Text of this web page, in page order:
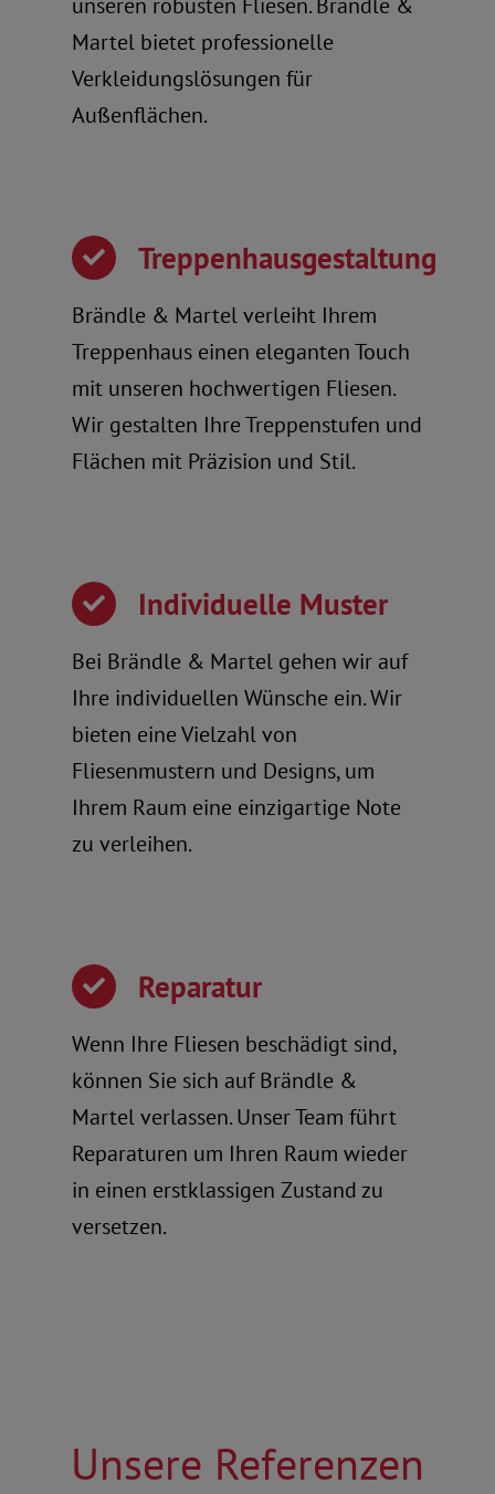
unseren robusten Fliesen. Brändle &
Martel bietet professionelle
Verkleidungslösungen für
Außenflächen.
Treppenhausgestaltung
Brändle & Martel verleiht Ihrem
Treppenhaus einen eleganten Touch
mit unseren hochwertigen Fliesen.
Wir gestalten Ihre Treppenstufen und
Flächen mit Präzision und Stil.
Individuelle Muster
Bei Brändle & Martel gehen wir auf
Ihre individuellen Wünsche ein. Wir
bieten eine Vielzahl von
Fliesenmustern und Designs, um
Ihrem Raum eine einzigartige Note
zu verleihen.
Reparatur
Wenn Ihre Fliesen beschädigt sind,
können Sie sich auf Brändle &
Martel verlassen. Unser Team führt
Reparaturen um Ihren Raum wieder
in einen erstklassigen Zustand zu
versetzen.
Unsere Referenzen